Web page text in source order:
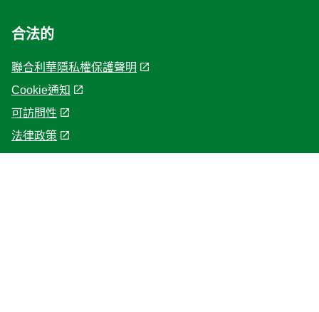
合法的
聯合利華隱私權保護聲明
Cookie通知
Cookie 偏好設定
可訪問性
法律政策